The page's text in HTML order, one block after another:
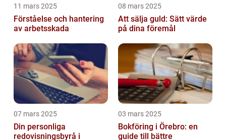
11 mars 2025
Förståelse och hantering
av arbetsskada
08 mars 2025
Att sälja guld: Sätt värde
på dina föremål
07 mars 2025
Din personliga
redovisningsbyrå i
03 mars 2025
Bokföring i Örebro: en
guide till bättre